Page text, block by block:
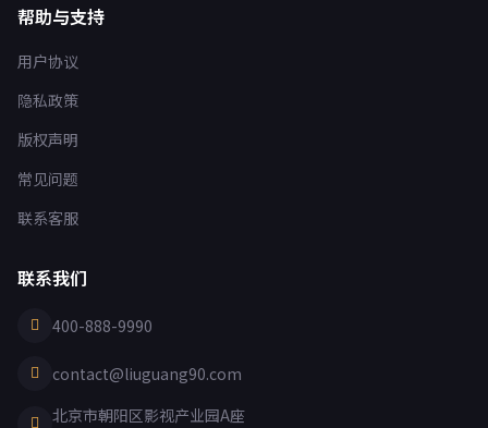
帮助与支持
用户协议
隐私政策
版权声明
常见问题
联系客服
联系我们
400-888-9990
contact@liuguang90.com
北京市朝阳区影视产业园A座